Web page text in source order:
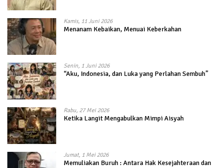
Kamis, 11 Juni 2026
Menanam Kebaikan, Menuai Keberkahan
Senin, 1 Juni 2026
“Aku, Indonesia, dan Luka yang Perlahan Sembuh”
Rabu, 27 Mei 2026
Ketika Langit Mengabulkan Mimpi Aisyah
Jumat, 1 Mei 2026
Memuliakan Buruh : Antara Hak Kesejahteraan dan